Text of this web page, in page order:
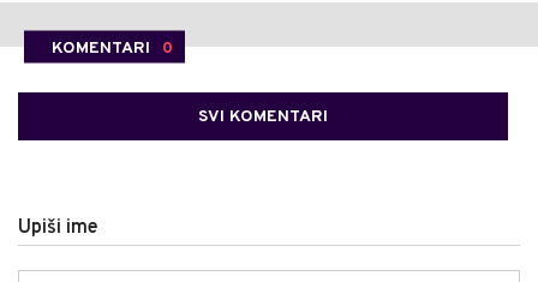
KOMENTARI 0
SVI KOMENTARI
Upiši ime